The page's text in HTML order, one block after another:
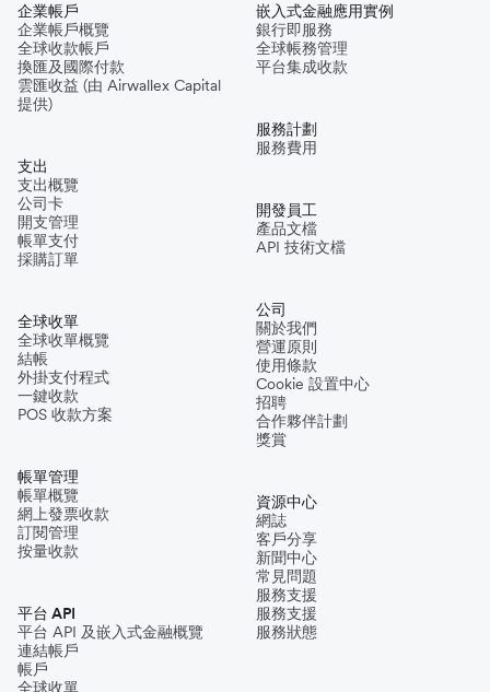
企業帳戶
企業帳戶概覽
全球收款帳戶
換匯及國際付款
雲匯收益 (由 Airwallex Capital
提供)
支出
支出概覽
公司卡
開支管理
帳單支付
採購訂單
全球收單
全球收單概覽
結帳
外掛支付程式
一鍵收款
POS 收款方案
帳單管理
帳單概覽
網上發票收款
訂閱管理
按量收款
平台 API
平台 API 及嵌入式金融概覽
連結帳戶
帳戶
全球收單
嵌入式金融應用實例
銀行即服務
全球帳務管理
平台集成收款
服務計劃
服務費用
開發員工
產品文檔
API 技術文檔
公司
關於我們
營運原則
使用條款
Cookie 設置中心
招聘
合作夥伴計劃
獎賞
資源中心
網誌
客戶分享
新聞中心
常見問題
服務支援
服務支援
服務狀態